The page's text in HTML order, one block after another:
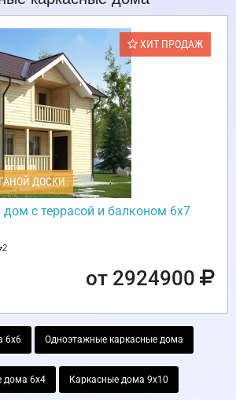
ХИТ ПРОДАЖ
ДОСКИ
с террасой и балконом 6х7
2
от 2924900
6х6 Одноэтажные каркасные дома
дома 6х4 Каркасные дома 9х10